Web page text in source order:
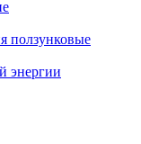
ползунковые
энергии